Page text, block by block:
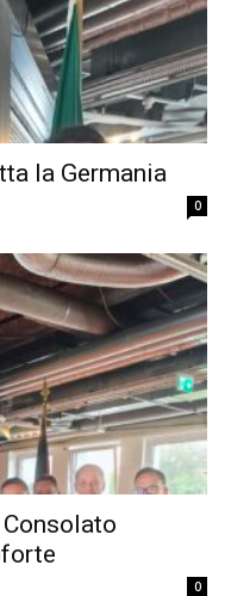
la Germania
0
0